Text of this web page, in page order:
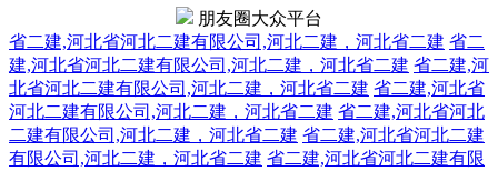
朋友圈大众平台
省二建,河北省河北二建有限公司,河北二建，河北省二建 省二
建,河北省河北二建有限公司,河北二建，河北省二建 省二建,河
北省河北二建有限公司,河北二建，河北省二建 省二建,河北省
河北二建有限公司,河北二建，河北省二建 省二建,河北省河北
二建有限公司,河北二建，河北省二建 省二建,河北省河北二建
有限公司,河北二建，河北省二建 省二建,河北省河北二建有限